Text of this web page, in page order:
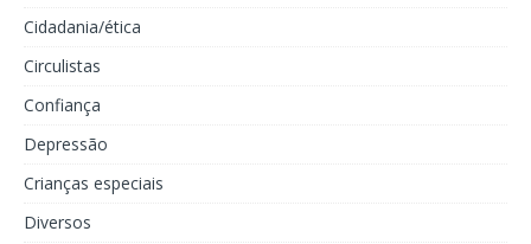
Cidadania/ética
Circulistas
Confiança
Depressão
Crianças especiais
Diversos